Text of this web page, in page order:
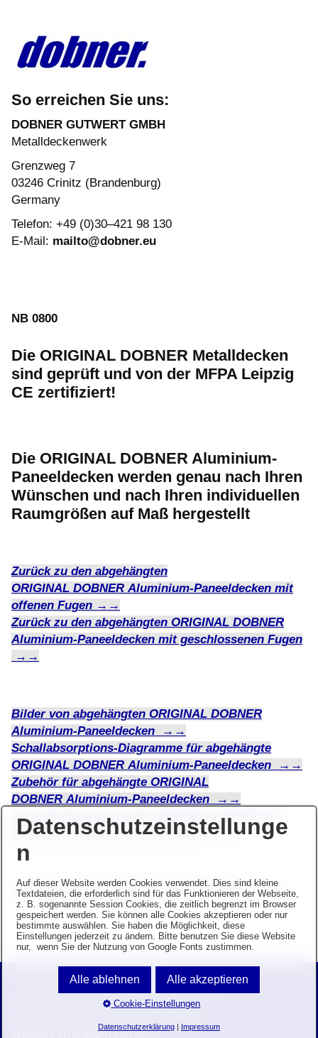
So erreichen Sie uns:
DOBNER GUTWERT GMBH
Metalldeckenwerk
Grenzweg 7
03246 Crinitz (Brandenburg)
Germany
Telefon: +49 (0)30–421 98 130
E-Mail: mailto@dobner.eu
NB 0800
Die ORIGINAL DOBNER Metalldecken
sind geprüft und von der MFPA Leipzig
CE zertifiziert!
Die ORIGINAL DOBNER Aluminium-
Paneeldecken werden genau nach Ihren
Wünschen und nach Ihren individuellen
Raumgrößen auf Maß hergestellt
Zurück zu den abgehängten
ORIGINAL DOBNER Aluminium-Paneeldecken mit
offenen Fugen →→
Zurück zu den abgehängten ORIGINAL DOBNER
Aluminium-Paneeldecken mit geschlossenen Fugen
→→
Bilder von abgehängten ORIGINAL DOBNER
Aluminium-Paneeldecken →→
Schallabsorptions-Diagramme für abgehängte
ORIGINAL DOBNER Aluminium-Paneeldecken →→
Zubehör für abgehängte ORIGINAL
DOBNER Aluminium-Paneeldecken →→
Ausschreibungstexte für abgehängte ORIGINAL
DOBNER Aluminium-Paneeldecken →→
Zurück zur ORIGINAL DOBNER Startseite →→
ORIGINAL DOBNER METALLDECKEN
PANEELDECKEN MIT OFFENEN FUGEN
PANEELDECKEN MIT GESCHLOSSENEN FUGEN
BALLWURFSICHERE STAHL-SPORT-PANEELDECKEN
Datenschutzeinstellunge
n
Auf dieser Website werden Cookies verwendet. Dies sind kleine
Textdateien, die erforderlich sind für das Funktionieren der Webseite,
z. B. sogenannte Session Cookies, die zeitlich begrenzt im Browser
gespeichert werden. Sie können alle Cookies akzeptieren oder nur
bestimmte auswählen. Sie haben die Möglichkeit, diese
Einstellungen jederzeit zu ändern. Bitte benutzen Sie diese Website
nur, wenn Sie der Nutzung von Google Fonts zustimmen.
Alle ablehnen Alle akzeptieren
Cookie-Einstellungen
Datenschutzerklärung| Impressum